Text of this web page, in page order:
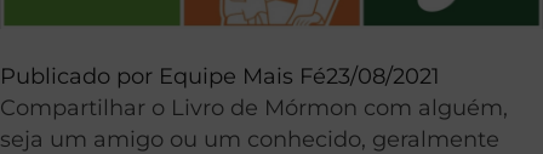
Publicado por Equipe Mais Fé23/08/2021
Compartilhar o Livro de Mórmon com alguém,
seja um amigo ou um conhecido, geralmente